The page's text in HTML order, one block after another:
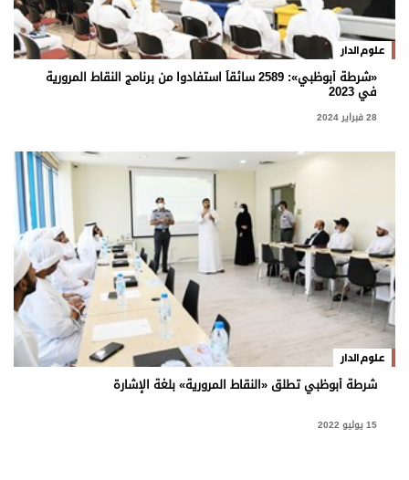
علوم الدار
«شرطة أبوظبي»: 2589 سائقاً استفادوا من برنامج النقاط المرورية
في 2023
28 فبراير 2024
علوم الدار
شرطة أبوظبي تطلق «النقاط المرورية» بلغة الإشارة
15 يوليو 2022